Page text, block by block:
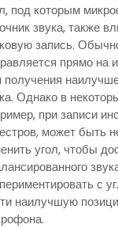
под которым
звука, также
запись.
прямо на
получения
Однако в
при записи
может быть
угол, чтобы
с
наилучшую